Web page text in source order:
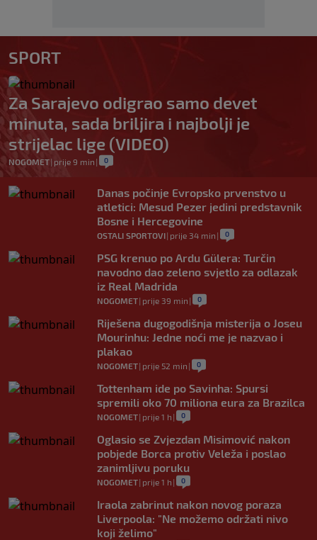
SPORT
Za Sarajevo odigrao samo devet
minuta, sada briljira i najbolji je
strijelac lige (VIDEO)
NOGOMET| prije 9 min | 0
Danas počinje Evropsko prvenstvo u
atletici: Mesud Pezer jedini predstavnik
Bosne i Hercegovine
OSTALI SPORTOVI| prije 34 min | 0
PSG krenuo po Ardu Gülera: Turčin
navodno dao zeleno svjetlo za odlazak
iz Real Madrida
NOGOMET| prije 39 min | 0
Riješena dugogodišnja misterija o Joseu
Mourinhu: Jedne noći me je nazvao i
plakao
NOGOMET| prije 52 min | 0
Tottenham ide po Savinha: Spursi
spremili oko 70 miliona eura za Brazilca
NOGOMET| prije 1 h | 0
Oglasio se Zvjezdan Misimović nakon
pobjede Borca protiv Veleža i poslao
zanimljivu poruku
NOGOMET| prije 1 h | 0
Iraola zabrinut nakon novog poraza
Liverpoola: "Ne možemo održati nivo
koji želimo"